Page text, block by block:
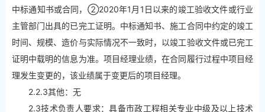
中标通知书或合同，②2020年1月1日以来的竣工验收文件或行业
主管部门出具的已完工证明。中标通知书、施工合同中约定的竣工
时间、规模、造价与实际情况不一致时，以竣工验收文件或已完工
证明中载明的信息为准。项目经理业绩，在合同履行过程中项目经
理发生变更的，该业绩属于变更后的项目经理。
2.2.3其他：无
2.3技术负责人要求：具备市政工程相关专业中级及以上技术